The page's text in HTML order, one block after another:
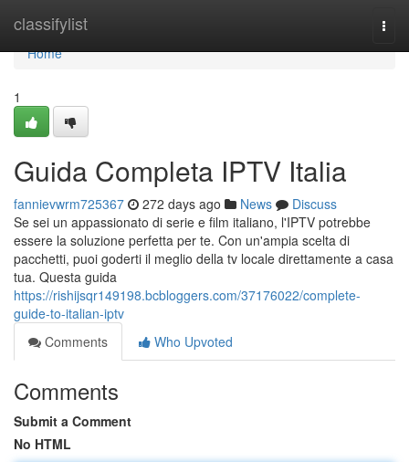
classifylist
Home
Home
1
Guida Completa IPTV Italia
fannievwrm725367 272 days ago News
Discuss
Se sei un appassionato di serie e film italiano, l'IPTV potrebbe
essere la soluzione perfetta per te. Con un'ampia scelta di
pacchetti, puoi goderti il meglio della tv locale direttamente a casa
tua. Questa guida
https://rishijsqr149198.bcbloggers.com/37176022/complete-
guide-to-italian-iptv
Comments
Who Upvoted
Comments
Submit a Comment
No HTML